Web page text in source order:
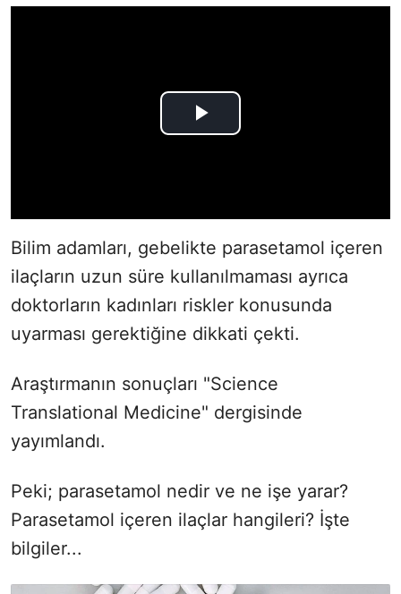
Bilim adamları, gebelikte parasetamol içeren
ilaçların uzun süre kullanılmaması ayrıca
doktorların kadınları riskler konusunda
uyarması gerektiğine dikkati çekti.
Araştırmanın sonuçları "Science
Translational Medicine" dergisinde
yayımlandı.
Peki; parasetamol nedir ve ne işe yarar?
Parasetamol içeren ilaçlar hangileri? İşte
bilgiler...